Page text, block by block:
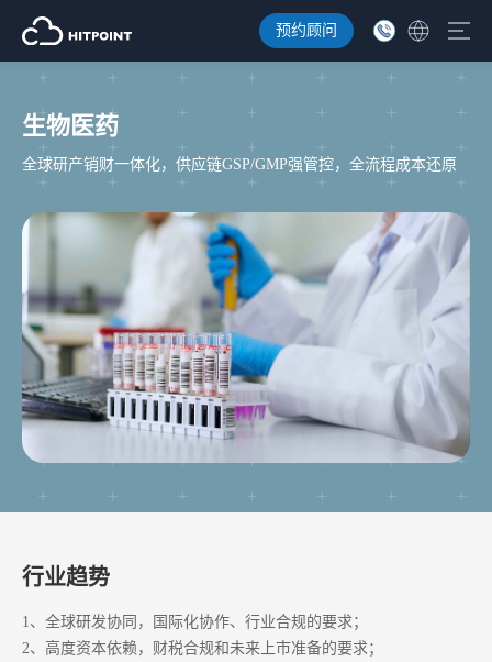
预约顾问
生物医药
全球研产销财一体化，供应链GSP/GMP强管控，全流程成本还原
行业趋势
1、全球研发协同，国际化协作、行业合规的要求；
2、高度资本依赖，财税合规和未来上市准备的要求；